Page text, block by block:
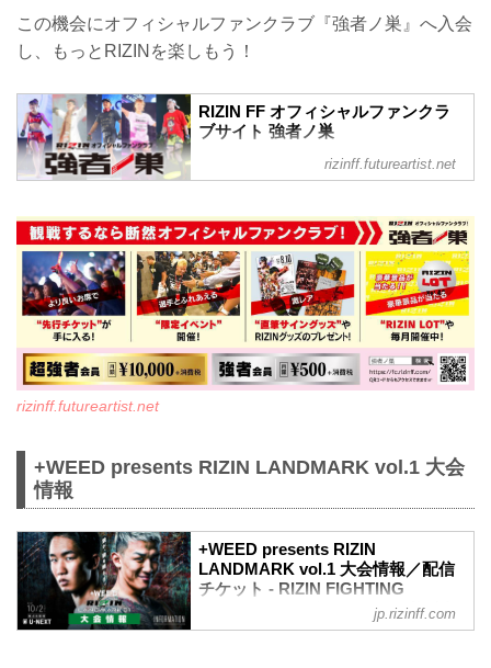
この機会にオフィシャルファンクラブ『強者ノ巣』へ入会
し、もっとRIZINを楽しもう！
RIZIN FF オフィシャルファンクラ
ブサイト 強者ノ巣
RIZIN FIGHTING FEDERATION が運営す
るオフィシャルファンクラブサイト強者
rizinff.futureartist.net
rizinff.futureartist.net
+WEED presents RIZIN LANDMARK vol.1 大会
情報
+WEED presents RIZIN
LANDMARK vol.1 大会情報／配信
チケット - RIZIN FIGHTING
FEDERATION オフィシャルサイト
jp.rizinff.com